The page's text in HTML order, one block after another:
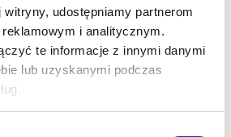
udostępniamy partnerom
i analitycznym.
te informacje z innymi danymi
lub uzyskanymi podczas
systemu w mm: 2070 (wys.) x 820
mm: 2000 (wys.) x 800 (szer.)
z grafiką: 2,5 kg